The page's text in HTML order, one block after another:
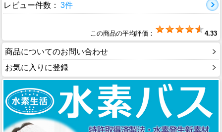
レビュー件数： 3件
この商品の平均評価： 4.33
商品についてのお問い合わせ
お気に入りに登録